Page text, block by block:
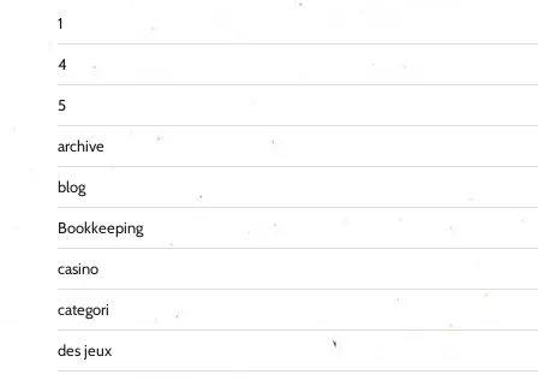
1
4
5
archive
blog
Bookkeeping
casino
categori
des jeux